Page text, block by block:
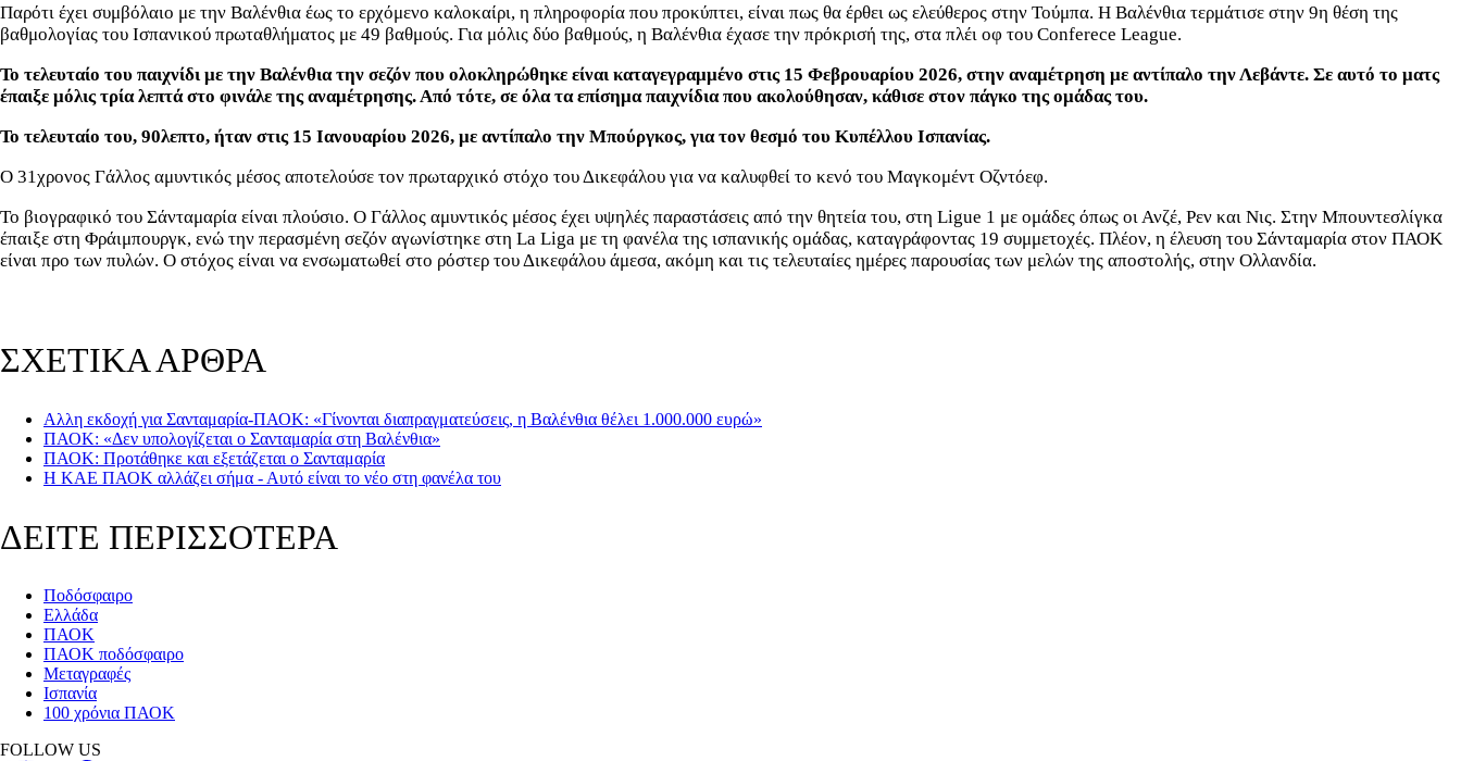
Παρότι έχει συμβόλαιο με την Βαλένθια έως το ερχόμενο καλοκαίρι, η πληροφορία που προκύπτει, είναι πως θα έρθει ως ελεύθερος στην Τούμπα. Η Βαλένθια τερμάτισε στην 9η θέση της
βαθμολογίας του Ισπανικού πρωταθλήματος με 49 βαθμούς. Για μόλις δύο βαθμούς, η Βαλένθια έχασε την πρόκρισή της, στα πλέι οφ του Conferece League.
Το τελευταίο του παιχνίδι με την Βαλένθια την σεζόν που ολοκληρώθηκε είναι καταγεγραμμένο στις 15 Φεβρουαρίου 2026, στην αναμέτρηση με αντίπαλο την Λεβάντε. Σε αυτό το ματς
έπαιξε μόλις τρία λεπτά στο φινάλε της αναμέτρησης. Από τότε, σε όλα τα επίσημα παιχνίδια που ακολούθησαν, κάθισε στον πάγκο της ομάδας του.
Το τελευταίο του, 90λεπτο, ήταν στις 15 Ιανουαρίου 2026, με αντίπαλο την Μπούργκος, για τον θεσμό του Κυπέλλου Ισπανίας.
Ο 31χρονος Γάλλος αμυντικός μέσος αποτελούσε τον πρωταρχικό στόχο του Δικεφάλου για να καλυφθεί το κενό του Μαγκομέντ Οζντόεφ.
Το βιογραφικό του Σάνταμαρία είναι πλούσιο. Ο Γάλλος αμυντικός μέσος έχει υψηλές παραστάσεις από την θητεία του, στη Ligue 1 με ομάδες όπως οι Ανζέ, Ρεν και Νις. Στην Μπουντεσλίγκα
έπαιξε στη Φράιμπουργκ, ενώ την περασμένη σεζόν αγωνίστηκε στη La Liga με τη φανέλα της ισπανικής ομάδας, καταγράφοντας 19 συμμετοχές. Πλέον, η έλευση του Σάνταμαρία στον ΠΑΟΚ
είναι προ των πυλών. Ο στόχος είναι να ενσωματωθεί στο ρόστερ του Δικεφάλου άμεσα, ακόμη και τις τελευταίες ημέρες παρουσίας των μελών της αποστολής, στην Ολλανδία.
ΣΧΕΤΙΚΑ ΑΡΘΡΑ
Αλλη εκδοχή για Σανταμαρία-ΠΑΟΚ: «Γίνονται διαπραγματεύσεις, η Βαλένθια θέλει 1.000.000 ευρώ»
ΠΑΟΚ: «Δεν υπολογίζεται ο Σανταμαρία στη Βαλένθια»
ΠΑΟΚ: Προτάθηκε και εξετάζεται ο Σανταμαρία
Η ΚΑΕ ΠΑΟΚ αλλάζει σήμα - Αυτό είναι το νέο στη φανέλα του
ΔΕΙΤΕ ΠΕΡΙΣΣΟΤΕΡΑ
Ποδόσφαιρο
Ελλάδα
ΠΑΟΚ
ΠΑΟΚ ποδόσφαιρο
Μεταγραφές
Ισπανία
100 χρόνια ΠΑΟΚ
FOLLOW US